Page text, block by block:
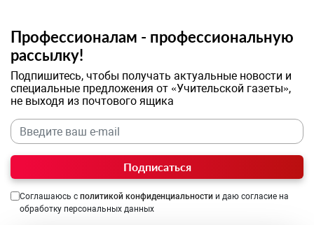
Профессионалам - профессиональную
рассылку!
Подпишитесь, чтобы получать актуальные новости и
специальные предложения от «Учительской газеты»,
не выходя из почтового ящика
Подписаться
Соглашаюсь с политикой конфиденциальности и даю согласие на
обработку персональных данных